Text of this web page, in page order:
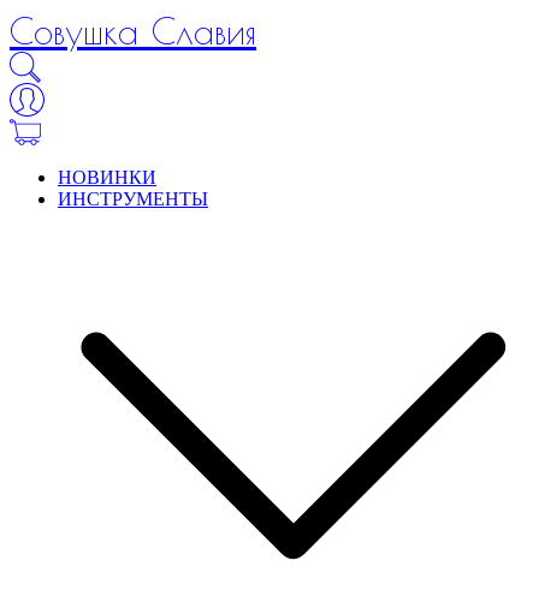
Совушка Славия
НОВИНКИ
ИНСТРУМЕНТЫ